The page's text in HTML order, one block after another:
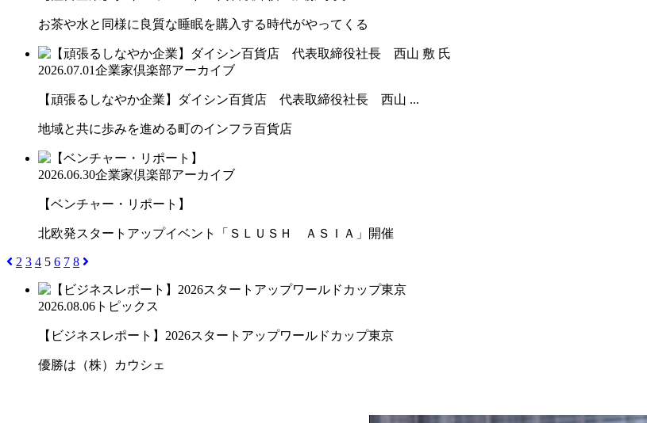
お茶や水と同様に良質な睡眠を購入する時代がやってくる
2026.07.01企業家倶楽部アーカイブ
【頑張るしなやか企業】ダイシン百貨店 代表取締役社長 西山 ...
地域と共に歩みを進める町のインフラ百貨店
2026.06.30企業家倶楽部アーカイブ
【ベンチャー・リポート】
北欧発スタートアップイベント「ＳＬＵＳＨ ＡＳＩＡ」開催
2 3 4 5 6 7 8
2026.08.06 トピックス
【ビジネスレポート】2026スタートアップワールドカップ東京
優勝は（株）カウシェ